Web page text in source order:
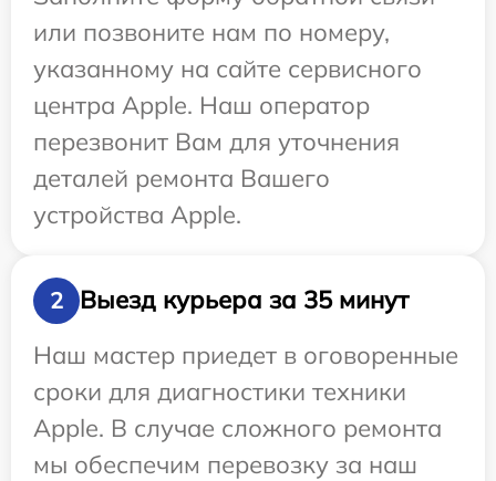
или позвоните нам по номеру,
указанному на сайте сервисного
центра Apple. Наш оператор
перезвонит Вам для уточнения
деталей ремонта Вашего
устройства Apple.
2
Выезд курьера за 35 минут
Наш мастер приедет в оговоренные
сроки для диагностики техники
Apple. В случае сложного ремонта
мы обеспечим перевозку за наш